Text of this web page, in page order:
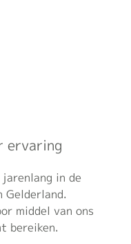
ervaring
in de
Gelderland.
middel van ons
bereiken.